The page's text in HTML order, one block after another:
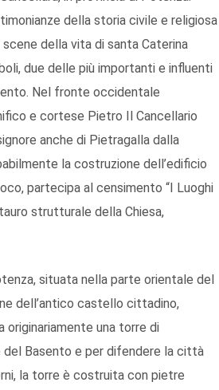
della storia civile e religiosa
della vita di santa Caterina
due delle più importanti e influenti
Nel fronte occidentale
e cortese Pietro Il Cancellario
anche di Pietragalla dalla
la costruzione dell’edificio
partecipa al censimento “I Luoghi
strutturale della Chiesa,
situata nella parte orientale del
dell’antico castello cittadino,
originariamente una torre di
Basento e per difendere la città
la torre è costruita con pietre